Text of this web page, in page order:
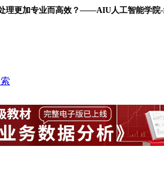
理更加专业而高效？——AIU人工智能学院-